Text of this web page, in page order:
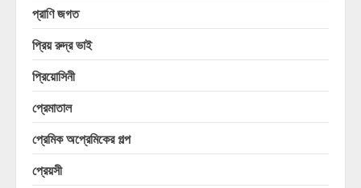
প্রাণি জগত
প্রিয় রুদ্র ভাই
প্রিয়োসিনী
প্রেমাতাল
প্রেমিক অপ্রেমিকের গল্প
প্রেয়সী